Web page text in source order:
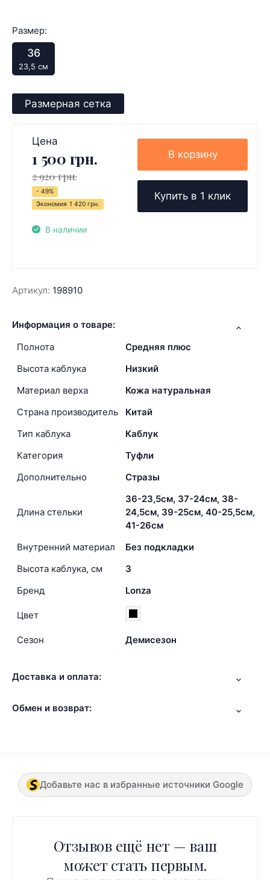
Размер:
36
23,5 см
Размерная сетка
Цена
1 500 грн.
2 920 грн.
- 49%
Экономия 1 420 грн.
В наличии
В корзину
Купить в 1 клик
Артикул: 198910
Информация о товаре:
Полнота
Средняя плюс
Высота каблука
Низкий
Материал верха
Кожа натуральная
Страна производитель
Китай
Тип каблука
Каблук
Категория
Туфли
Дополнительно
Стразы
Длина стельки
36-23,5см, 37-24см, 38-
24,5см, 39-25см, 40-25,5см,
41-26см
Внутренний материал
Без подкладки
Высота каблука, см
3
Бренд
Lonza
Цвет
Сезон Демисезон
Доставка и оплата:
Обмен и возврат:
Добавьте нас в избранные источники Google
Отзывов ещё нет — ваш
может стать первым.